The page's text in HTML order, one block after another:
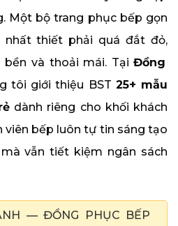
Một bộ trang phục bếp gọn
nhất thiết phải quá đắt đỏ,
bền và thoải mái. TạiĐồng
tôi giới thiệu BST 25+ mẫu
dành riêng cho khối khách
viên bếp luôn tự tin sáng tạo
vẫn tiết kiệm ngân sách
— ĐỒNG PHỤC BẾP